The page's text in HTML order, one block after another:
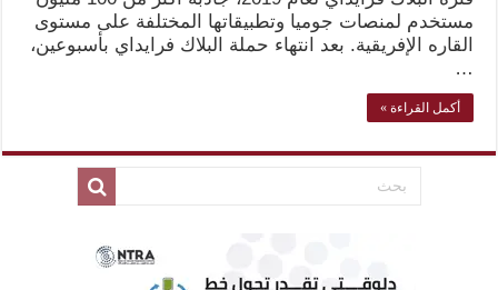
مستخدم لمنصات جوميا وتطبيقاتها المختلفة على مستوى
القاره الإفريقية. بعد انتهاء حملة البلاك فرايداي بأسبوعين،
…
أكمل القراءة »